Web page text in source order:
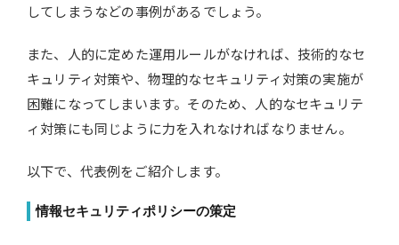
してしまうなどの事例があるでしょう。
また、人的に定めた運用ルールがなければ、技術的なセ
キュリティ対策や、物理的なセキュリティ対策の実施が
困難になってしまいます。そのため、人的なセキュリテ
ィ対策にも同じように力を入れなければなりません。
以下で、代表例をご紹介します。
情報セキュリティポリシーの策定